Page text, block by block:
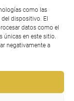
como las
dispositivo. El
datos como el
únicas en este sitio.
negativamente a